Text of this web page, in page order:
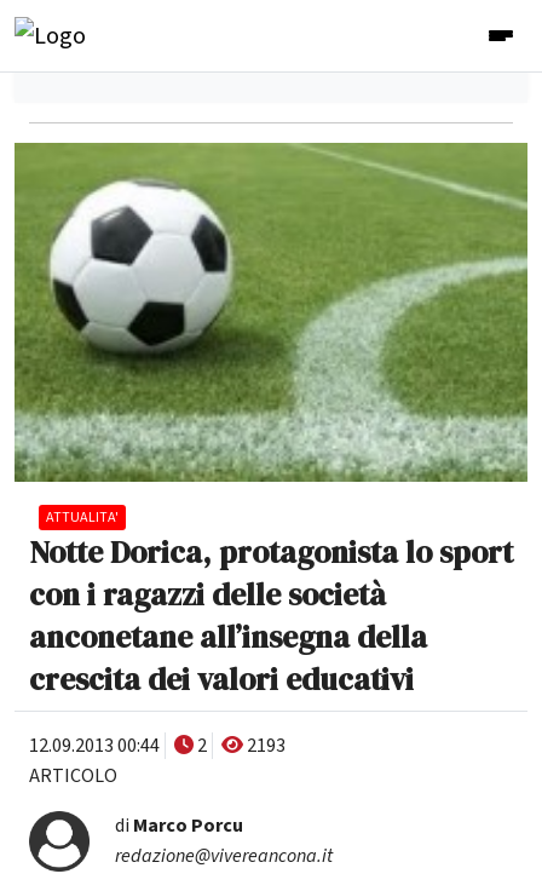
ATTUALITA'
Notte Dorica, protagonista lo sport
con i ragazzi delle società
anconetane all’insegna della
crescita dei valori educativi
12.09.2013 00:44 2
2193
ARTICOLO
di Marco Porcu
redazione@vivereancona.it